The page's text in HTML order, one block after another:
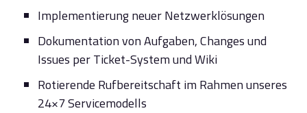
Implementierung neuer Netzwerklösungen
Dokumentation von Aufgaben, Changes und
Issues per Ticket-System und Wiki
Rotierende Rufbereitschaft im Rahmen unseres
24×7 Servicemodells